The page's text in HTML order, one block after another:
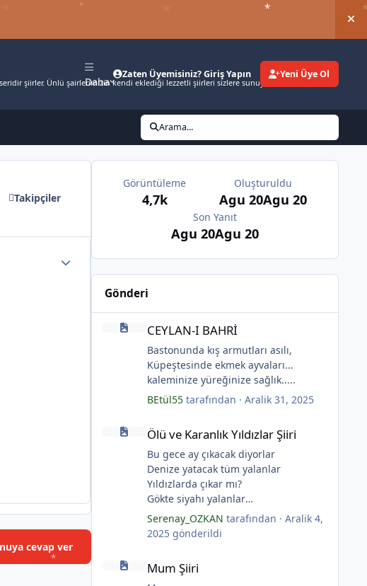
şiirler. Ünlü şairlerimizin kendi eklediği lezzetli şiirleri sizlere sunuyoruz.
Daha
Zaten Üyemisiniz? Giriş Yapın Yeni Üye Ol
Arama...
Takipçiler
cevap ver
Görüntüleme
4,7k
Oluşturuldu
Agu 20Agu 20
Son Yanıt
Agu 20Agu 20
Gönderi
CEYLAN-I BAHRİ
CEYLAN-I BAHRİ
Bastonunda kış armutları asılı,
Küpeştesinde ekmek ayvaları...
kaleminize yüreğinize sağlık.....
BEtül55tarafından · Aralik 31, 2025
Ölü ve Karanlık Yıldızlar Şiiri
Ölü ve Karanlık Yıldızlar Şiiri
Bu gece ay çıkacak diyorlar
Denize yatacak tüm yalanlar
Yıldızlarda çıkar mı?
Gökte siyahı yalanlar
Ölü ve karanlık yıldızlar
Ayı sarhoş etmişler
Ay kesilmiş kızıl, kızıl
(Serenay Özkan, Viata)
Serenay_OZKAN tarafından · Aralik 4,
2025gönderildi
Mum Şiiri
Mum Şiiri
* *
*